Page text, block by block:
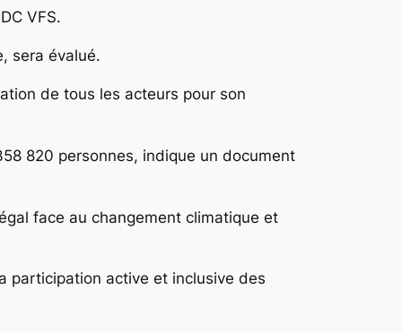
VFS.
sera évalué.
de tous les acteurs pour son
820 personnes, indique un document
face au changement climatique et
participation active et inclusive des